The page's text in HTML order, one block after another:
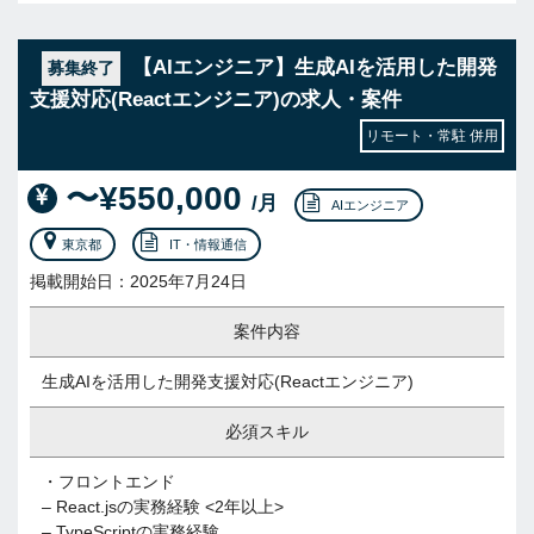
募集終了
【AIエンジニア】生成AIを活用した開発
支援対応(Reactエンジニア)の求人・案件
リモート・常駐 併用
〜¥550,000 /月 AIエンジニア
東京都 IT・情報通信
掲載開始日：2025年7月24日
案件内容
生成AIを活用した開発支援対応(Reactエンジニア)
必須スキル
・フロントエンド
– React.jsの実務経験 <2年以上>